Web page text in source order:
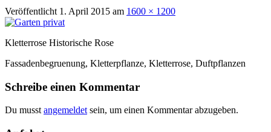
Veröffentlicht 1. April 2015 am 1600 × 1200
Kletterrose Historische Rose
Fassadenbegruenung, Kletterpflanze, Kletterrose, Duftpflanzen
Schreibe einen Kommentar
Du musst angemeldet sein, um einen Kommentar abzugeben.